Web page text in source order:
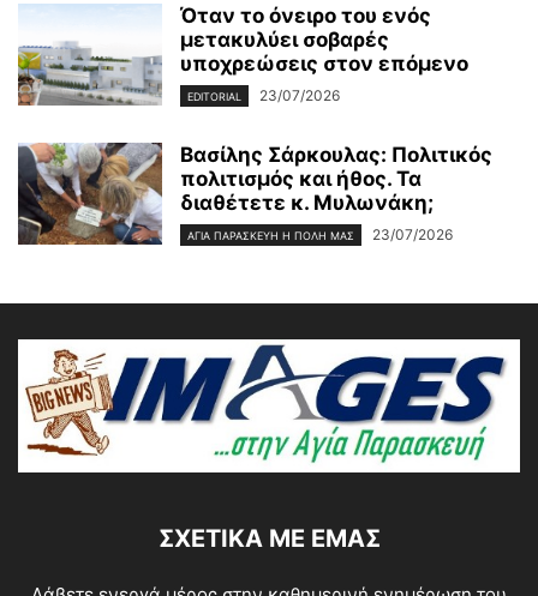
Όταν το όνειρο του ενός
μετακυλύει σοβαρές
υποχρεώσεις στον επόμενο
EDITORIAL 23/07/2026
Βασίλης Σάρκουλας: Πολιτικός
πολιτισμός και ήθος. Τα
διαθέτετε κ. Μυλωνάκη;
ΑΓΊΑ ΠΑΡΑΣΚΕΥΉ Η ΠΌΛΗ ΜΑΣ 23/07/2026
ΣΧΕΤΙΚΆ ΜΕ ΕΜΆΣ